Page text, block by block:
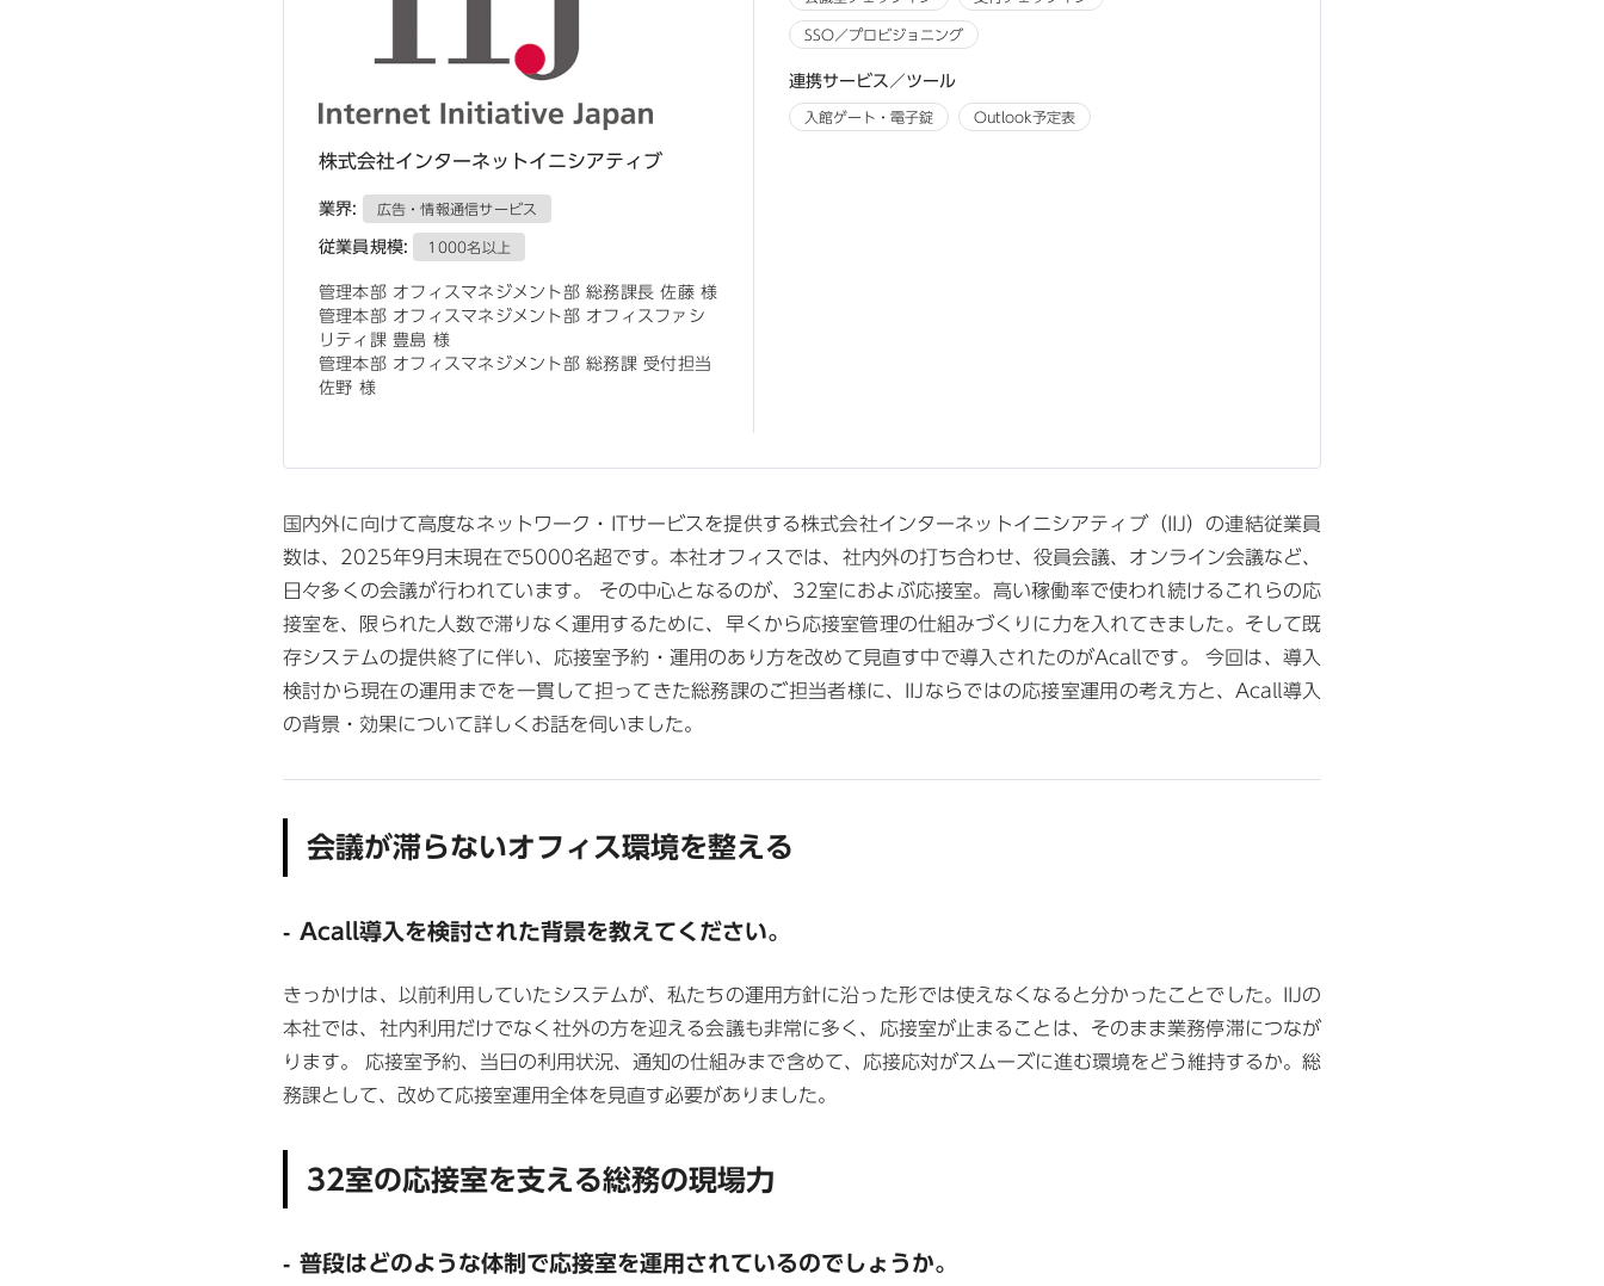
株式会社インターネットイニシアティブ
業界: 広告・情報通信サービス
従業員規模: 1000名以上
管理本部 オフィスマネジメント部 総務課長 佐藤 様
管理本部 オフィスマネジメント部 オフィスファシ
リティ課 豊島 様
管理本部 オフィスマネジメント部 総務課 受付担当
佐野 様
SSO／プロビジョニング
連携サービス／ツール
入館ゲート・電子錠 Outlook予定表
国内外に向けて高度なネットワーク・ITサービスを提供する株式会社インターネットイニシアティブ（IIJ）の連結従業員
数は、2025年9月末現在で5000名超です。本社オフィスでは、社内外の打ち合わせ、役員会議、オンライン会議など、
日々多くの会議が行われています。 その中心となるのが、32室におよぶ応接室。高い稼働率で使われ続けるこれらの応
接室を、限られた人数で滞りなく運用するために、早くから応接室管理の仕組みづくりに力を入れてきました。そして既
存システムの提供終了に伴い、応接室予約・運用のあり方を改めて見直す中で導入されたのがAcallです。 今回は、導入
検討から現在の運用までを一貫して担ってきた総務課のご担当者様に、IIJならではの応接室運用の考え方と、Acall導入
の背景・効果について詳しくお話を伺いました。
会議が滞らないオフィス環境を整える
Acall導入を検討された背景を教えてください。
きっかけは、以前利用していたシステムが、私たちの運用方針に沿った形では使えなくなると分かったことでした。IIJの
本社では、社内利用だけでなく社外の方を迎える会議も非常に多く、応接室が止まることは、そのまま業務停滞につなが
ります。 応接室予約、当日の利用状況、通知の仕組みまで含めて、応接応対がスムーズに進む環境をどう維持するか。総
務課として、改めて応接室運用全体を見直す必要がありました。
32室の応接室を支える総務の現場力
普段はどのような体制で応接室を運用されているのでしょうか。